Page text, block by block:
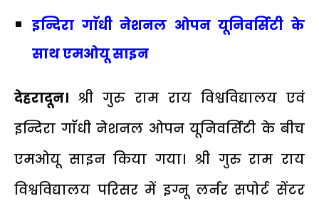
इन्दिरा गाॅधी नेशनल ओपन यूनिवर्सिटी के
साथ एमओयू साइन
देहरादून। श्री गुरु राम राय विश्वविद्यालय एवं
इन्दिरा गाॅधी नेशनल ओपन यूनिवर्सिटी के बीच
एमओयू साइन किया गया। श्री गुरु राम राय
विश्वविद्यालय परिसर में इग्नू लर्नर सपोर्ट सेंटर